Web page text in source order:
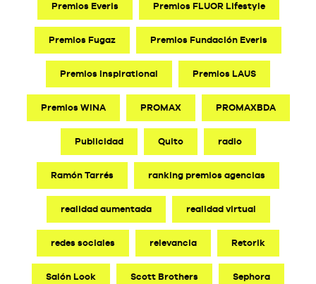
Premios Everis Premios FLUOR Lifestyle
Premios Fugaz Premios Fundación Everis
Premios Inspirational Premios LAUS
Premios WINA PROMAX PROMAXBDA
Publicidad Quito radio
Ramón Tarrés ranking premios agencias
realidad aumentada realidad virtual
redes sociales relevancia Retorik
Salón Look Scott Brothers Sephora